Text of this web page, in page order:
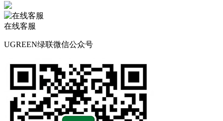
在线客服
UGREEN绿联微信公众号